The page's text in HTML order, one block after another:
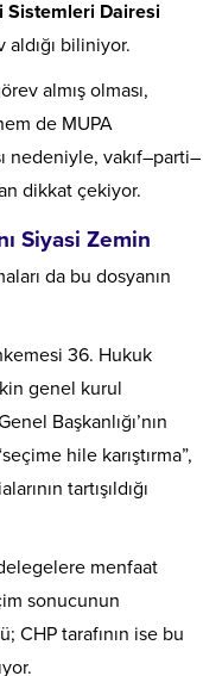
Sistemleri Dairesi
biliniyor.
almış olması,
de MUPA
nedeniyle, vakıf–parti–
dikkat çekiyor.
Siyasi Zemin
da bu dosyanın
36. Hukuk
genel kurul
Başkanlığı’nın
hile karıştırma”,
tartışıldığı
menfaat
sonucunun
tarafının ise bu